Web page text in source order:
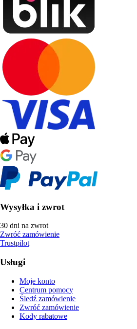
Wysyłka i zwrot
30 dni na zwrot
Zwróć zamówienie
Trustpilot
Usługi
Moje konto
Centrum pomocy
Śledź zamówienie
Zwróć zamówienie
Kody rabatowe